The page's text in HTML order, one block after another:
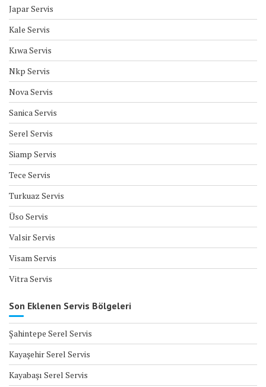
Japar Servis
Kale Servis
Kıwa Servis
Nkp Servis
Nova Servis
Sanica Servis
Serel Servis
Siamp Servis
Tece Servis
Turkuaz Servis
Üso Servis
Valsir Servis
Visam Servis
Vitra Servis
Son Eklenen Servis Bölgeleri
Şahintepe Serel Servis
Kayaşehir Serel Servis
Kayabaşı Serel Servis